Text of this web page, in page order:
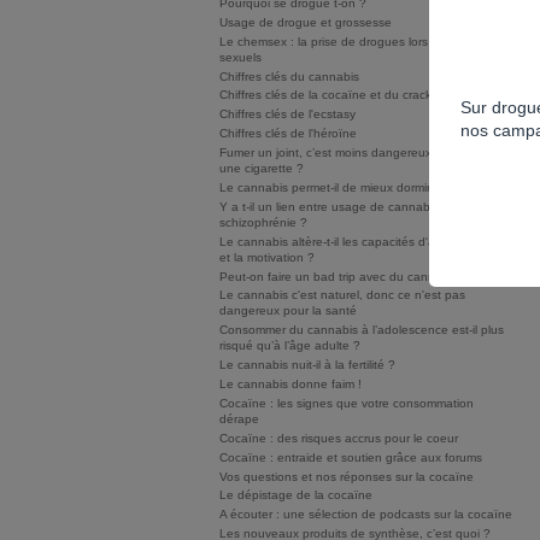
Pourquoi se drogue t-on ?
Usage de drogue et grossesse
Le chemsex : la prise de drogues lors de rapports
sexuels
Chiffres clés du cannabis
Chiffres clés de la cocaïne et du crack/free base
Chiffres clés de l'ecstasy
Chiffres clés de l'héroïne
Fumer un joint, c’est moins dangereux que fumer
une cigarette ?
Le cannabis permet-il de mieux dormir ?
Y a t-il un lien entre usage de cannabis et
schizophrénie ?
Le cannabis altère-t-il les capacités d'apprentissage
et la motivation ?
Peut-on faire un bad trip avec du cannabis ?
Le cannabis c'est naturel, donc ce n'est pas
dangereux pour la santé
Consommer du cannabis à l’adolescence est-il plus
risqué qu’à l’âge adulte ?
Le cannabis nuit-il à la fertilité ?
Le cannabis donne faim !
Cocaïne : les signes que votre consommation
dérape
Cocaïne : des risques accrus pour le coeur
Cocaïne : entraide et soutien grâce aux forums
Vos questions et nos réponses sur la cocaïne
Le dépistage de la cocaïne
A écouter : une sélection de podcasts sur la cocaïne
Les nouveaux produits de synthèse, c’est quoi ?
Sur
nos